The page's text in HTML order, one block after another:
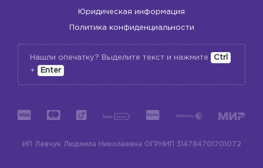
Юридическая информация
Политика конфиденциальности
Нашли опечатку? Выделите текст и нажмите
Ctrl
+
Enter
ИП Левчук Людмила Николаевна ОГРНИП 314784701701072